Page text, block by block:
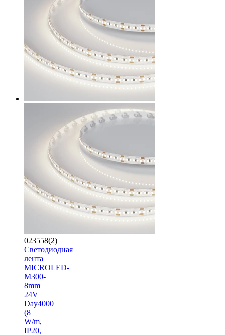
023558(2)
Светодиодная
лента
MICROLED-
M300-
8mm
24V
Day4000
(8
W/m,
IP20,